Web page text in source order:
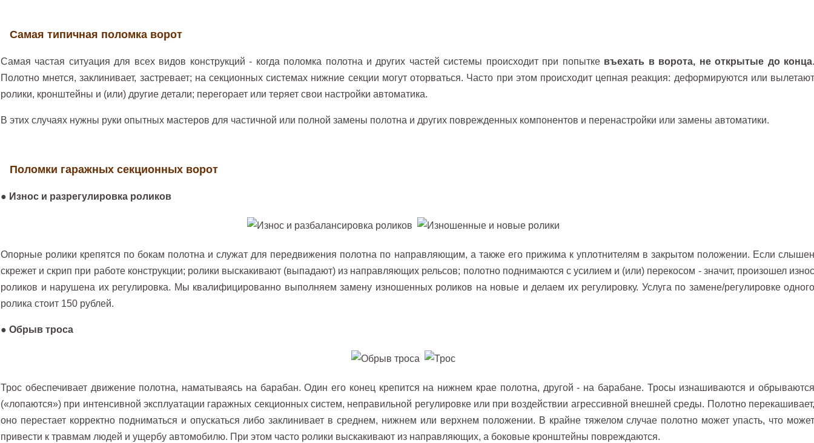
Самая типичная поломка ворот
Самая частая ситуация для всех видов конструкций - когда поломка полотна и других частей системы происходит при попытке въехать в ворота, не открытые до конца.
Полотно мнется, заклинивает, застревает; на секционных системах нижние секции могут оторваться. Часто при этом происходит цепная реакция: деформируются или вылетают
ролики, кронштейны и (или) другие детали; перегорает или теряет свои настройки автоматика.
В этих случаях нужны руки опытных мастеров для частичной или полной замены полотна и других поврежденных компонентов и перенастройки или замены автоматики.
Поломки гаражных секционных ворот
● Износ и разрегулировка роликов
Опорные ролики крепятся по бокам полотна и служат для передвижения полотна по направляющим, а также его прижима к уплотнителям в закрытом положении. Если слышен
скрежет и скрип при работе конструкции; ролики выскакивают (выпадают) из направляющих рельсов; полотно поднимаются с усилием и (или) перекосом - значит, произошел износ
роликов и нарушена их регулировка. Мы квалифицированно выполняем замену изношенных роликов на новые и делаем их регулировку. Услуга по замене/регулировке одного
ролика стоит 150 рублей.
● Обрыв троса
Трос обеспечивает движение полотна, наматываясь на барабан. Один его конец крепится на нижнем крае полотна, другой - на барабане. Тросы изнашиваются и обрываются
(«лопаются») при интенсивной эксплуатации гаражных секционных систем, неправильной регулировке или при воздействии агрессивной внешней среды. Полотно перекашивает,
оно перестает корректно подниматься и опускаться либо заклинивает в среднем, нижнем или верхнем положении. В крайне тяжелом случае полотно может упасть, что может
привести к травмам людей и ущербу автомобилю. При этом часто ролики выскакивают из направляющих, а боковые кронштейны повреждаются.